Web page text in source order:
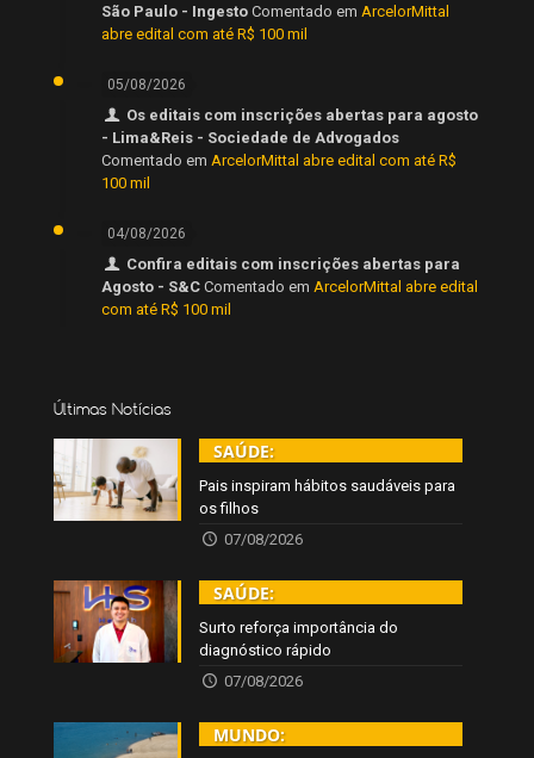
São Paulo - Ingesto Comentado em ArcelorMittal
abre edital com até R$ 100 mil
05/08/2026
Os editais com inscrições abertas para agosto
- Lima&Reis - Sociedade de Advogados
Comentado em ArcelorMittal abre edital com até R$
100 mil
04/08/2026
Confira editais com inscrições abertas para
Agosto - S&C Comentado em ArcelorMittal abre edital
com até R$ 100 mil
Últimas Notícias
SAÚDE:
Pais inspiram hábitos saudáveis para
os filhos
07/08/2026
SAÚDE:
Surto reforça importância do
diagnóstico rápido
07/08/2026
MUNDO: